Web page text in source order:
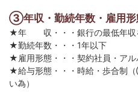
③年収・勤続年数・雇用形
★年 収・・・銀行の最低年収
★勤続年数・・・1年以下
★雇用形態・・・契約社員・アル
★給与形態・・・時給・歩合制
い為）